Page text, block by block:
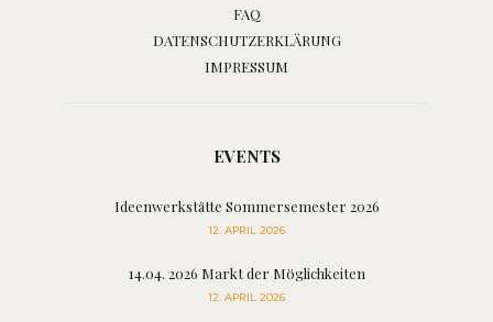
FAQ
DATENSCHUTZERKLÄRUNG
IMPRESSUM
EVENTS
Ideenwerkstätte Sommersemester 2026
12. APRIL 2026
14.04. 2026 Markt der Möglichkeiten
12. APRIL 2026